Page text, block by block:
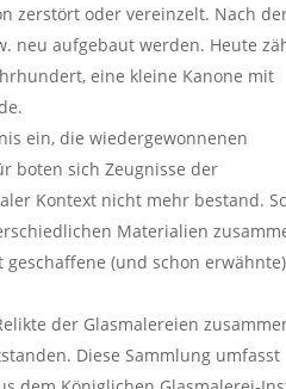
zerstört oder vereinzelt. Nach
neu aufgebaut werden. Heute
eine kleine Kanone mit
ein, die wiedergewonnenen
boten sich Zeugnisse der
Kontext nicht mehr bestand.
Materialien
(und schon erwähnte)
der Glasmalereien
Diese Sammlung umfasst